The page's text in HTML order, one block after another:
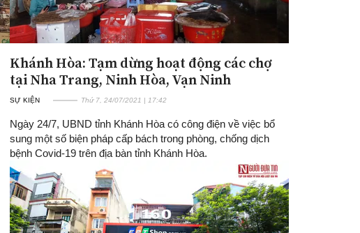
Khánh Hòa: Tạm dừng hoạt động các chợ
tại Nha Trang, Ninh Hòa, Vạn Ninh
SỰ KIỆN Thứ 7, 24/07/2021 | 17:42
Ngày 24/7, UBND tỉnh Khánh Hòa có công điện về việc bổ
sung một số biện pháp cấp bách trong phòng, chống dịch
bệnh Covid-19 trên địa bàn tỉnh Khánh Hòa.